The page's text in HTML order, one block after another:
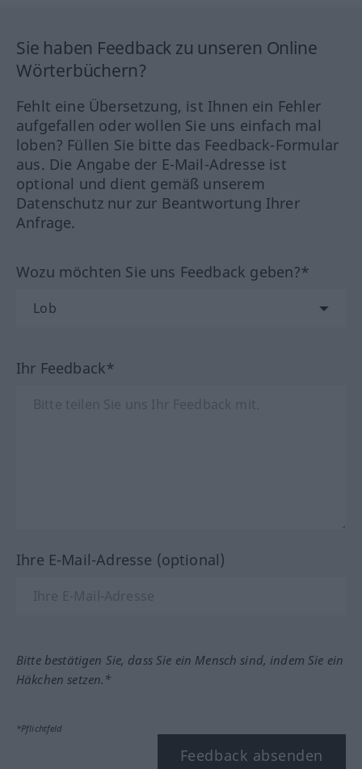
Sie haben Feedback zu unseren Online
Wörterbüchern?
Fehlt eine Übersetzung, ist Ihnen ein Fehler
aufgefallen oder wollen Sie uns einfach mal
loben? Füllen Sie bitte das Feedback-Formular
aus. Die Angabe der E-Mail-Adresse ist
optional und dient gemäß unserem
Datenschutz nur zur Beantwortung Ihrer
Anfrage.
Wozu möchten Sie uns Feedback geben?*
Ihr Feedback*
Ihre E-Mail-Adresse (optional)
Bitte bestätigen Sie, dass Sie ein Mensch sind, indem Sie ein
Häkchen setzen.*
*Pflichtfeld
Feedback absenden